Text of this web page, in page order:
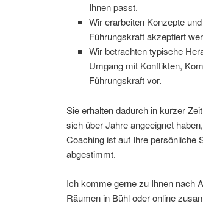
Ihnen passt.
Wir erarbeiten Konzepte
Führungskraft akzeptiert
Wir betrachten typische
Umgang mit Konflikten,
Führungskraft vor.
Sie erhalten dadurch in kurzer
sich über Jahre angeeignet
Coaching ist auf Ihre persönliche
abgestimmt.
Ich komme gerne zu Ihnen nach
Räumen in Bühl oder online